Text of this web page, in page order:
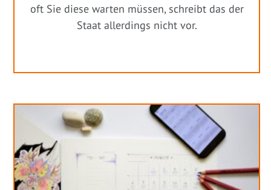
oft Sie diese warten müssen, schreibt das der
Staat allerdings nicht vor.